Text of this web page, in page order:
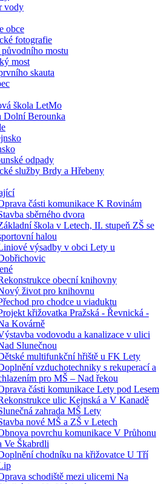
vody
obce
fotografie
původního mostu
most
skauta
škola LetMo
Dolní Berounka
odpady
služby Brdy a Hřebeny
části komunikace K Rovinám
sběrného dvora
škola v Letech, II. stupeň ZŠ se
halou
výsadby v obci Lety u
obecní knihovny
život pro knihovnu
pro chodce u viaduktu
křižovatka Pražská - Řevnická -
Kovárně
vodovodu a kanalizace v ulici
Slunečnou
multifunkční hřiště u FK Lety
vzduchotechniky s rekuperací a
pro MŠ – Nad řekou
části komunikace Lety pod Lesem
ulic Kejnská a V Kanadě
zahrada MŠ Lety
nové MŠ a ZŠ v Letech
povrchu komunikace V Průhonu
Ve Škabrdli
chodníku na křižovatce U Tří
schodiště mezi ulicemi Na